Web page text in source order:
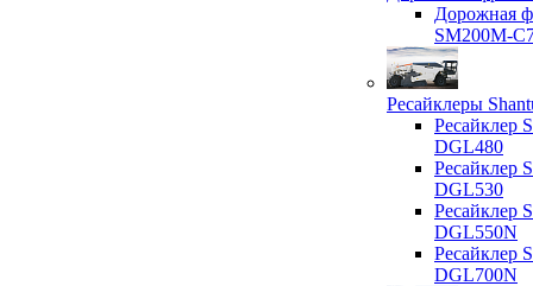
Дорожная
SM200M-
Ресайклеры
Ресайклер
DGL480
Ресайклер
DGL530
Ресайклер
DGL550N
Ресайклер
DGL700N